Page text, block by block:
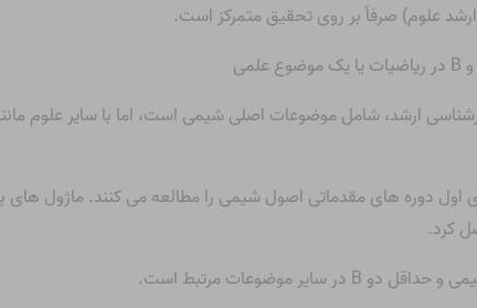
علوم) صرفاً بر روی تحقیق متمرکز است.
ارشد، شامل موضوعات اصلی شیمی است، اما با سایر علوم
اول دوره های مقدماتی اصول شیمی را مطالعه می کنند. ماژول های
کرد.